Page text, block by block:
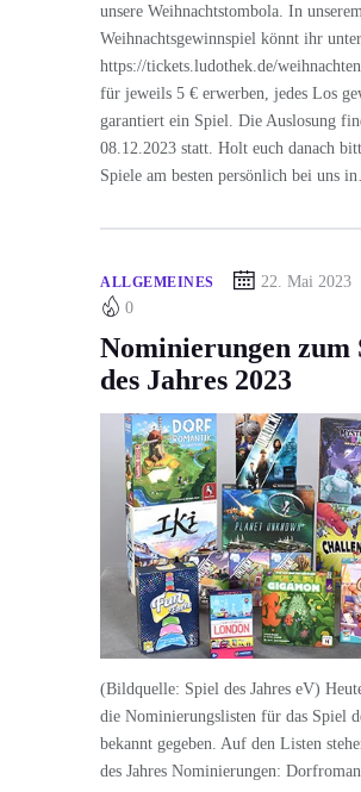
unsere Weihnachtstombola. In unserem
Weihnachtsgewinnspiel könnt ihr unter
https://tickets.ludothek.de/
für jeweils 5 € erwerben, jedes Los
garantiert ein Spiel. Die Auslosung
08.12.2023 statt. Holt euch danach
Spiele am besten persönlich bei uns
ALLGEMEINES 22. Mai 2023
0
Nominierungen zum
des Jahres 2023
(Bildquelle: Spiel des Jahres eV)
die Nominierungslisten für das Spiel
bekannt gegeben. Auf den Listen
des Jahres Nominierungen: